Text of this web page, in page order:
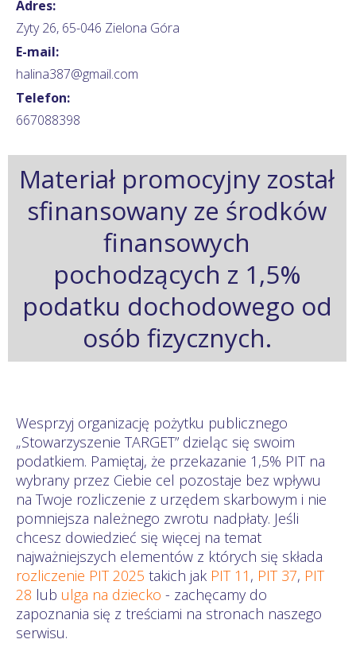
Adres:
Zyty 26, 65-046 Zielona Góra
E-mail:
halina387@gmail.com
Telefon:
667088398
Materiał promocyjny został
sfinansowany ze środków
finansowych
pochodzących z 1,5%
podatku dochodowego od
osób fizycznych.
Wesprzyj organizację pożytku publicznego
„Stowarzyszenie TARGET” dzieląc się swoim
podatkiem. Pamiętaj, że przekazanie 1,5% PIT na
wybrany przez Ciebie cel pozostaje bez wpływu
na Twoje rozliczenie z urzędem skarbowym i nie
pomniejsza należnego zwrotu nadpłaty. Jeśli
chcesz dowiedzieć się więcej na temat
najważniejszych elementów z których się składa
rozliczenie PIT 2025 takich jak PIT 11 , PIT 37, PIT
28 lub ulga na dziecko - zachęcamy do
zapoznania się z treściami na stronach naszego
serwisu.